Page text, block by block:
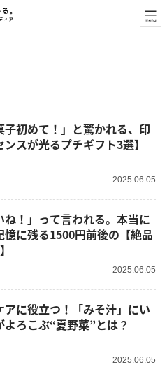
子初めて！」と驚かれる、印
スが光るプチギフト3選】
2025.06.05
ね！」って言われる。本当に
憶に残る1500円前後の【絶品
2025.06.05
アに役立つ！「みそ汁」にい
ろこぶ“夏野菜”とは？
2025.06.05